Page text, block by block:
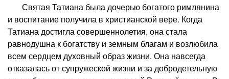
Святая Татиана была дочерью богатого римлянина
и воспитание получила в христианской вере. Когда
Татиана достигла совершеннолетия, она стала
равнодушна к богатству и земным благам и возлюбила
всем сердцем духовный образ жизни. Она навсегда
отказалась от супружеской жизни и за добродетельную